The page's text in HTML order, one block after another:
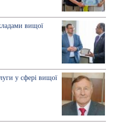
вищої
у сфері вищої